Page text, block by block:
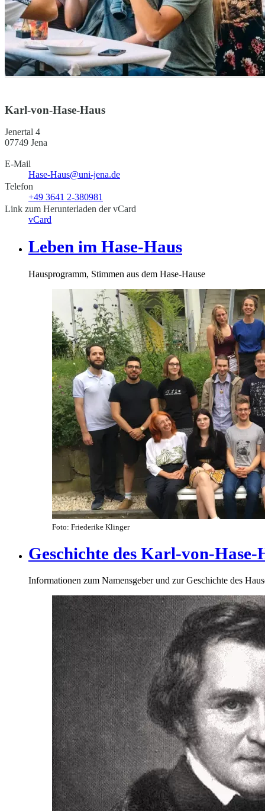
Karl-von-Hase-Haus
Jenertal 4
07749 Jena
E-Mail
Hase-Haus@uni-jena.de
Telefon
+49 3641 2-380981
Link zum Herunterladen der vCard
vCard
Leben im Hase-Haus
Hausprogramm, Stimmen aus dem Hase-Hause
Foto: Friederike Klinger
Geschichte des Karl-von-Hase-
Informationen zum Namensgeber und zur Geschichte des